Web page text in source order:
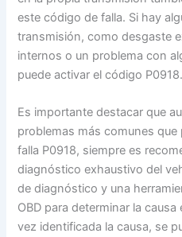
este código de falla. Si hay
transmisión, como desgaste
internos o un problema con
puede activar el código P0918.
Es importante destacar que
problemas más comunes
falla P0918, siempre es
diagnóstico exhaustivo del
de diagnóstico y una
OBD para determinar la
vez identificada la causa, se